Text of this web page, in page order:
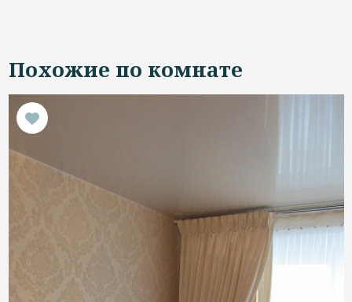
Похожие по комнате